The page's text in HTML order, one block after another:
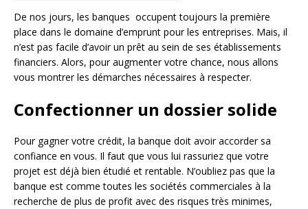
De nos jours, les banques occupent toujours la première
place dans le domaine d’emprunt pour les entreprises. Mais, il
n’est pas facile d’avoir un prêt au sein de ses établissements
financiers. Alors, pour augmenter votre chance, nous allons
vous montrer les démarches nécessaires à respecter.
Confectionner un dossier solide
Pour gagner votre crédit, la banque doit avoir accorder sa
confiance en vous. Il faut que vous lui rassuriez que votre
projet est déjà bien étudié et rentable. N’oubliez pas que la
banque est comme toutes les sociétés commerciales à la
recherche de plus de profit avec des risques très minimes,